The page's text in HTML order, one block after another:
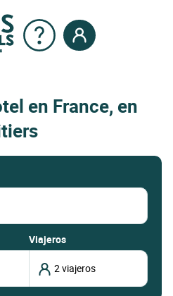
en France, en
Viajeros